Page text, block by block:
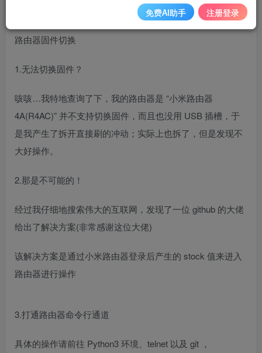
路由器固件切换
1.无法切换固件？
咳咳…我特地查询了下，我的路由器是 “小米路由器
4A(R4AC)” 并不支持切换固件，而且也没用 USB 插槽，于
是我产生了拆开直接刷的冲动；实际上也拆了，但是发现不
大好操作。
2.那是不可能的！
经过我仔细地搜索伟大的互联网，发现了一位 github 的大佬
给出了解决方案(非常感谢这位大佬)
该解决方案是通过小米路由器登录后产生的 stock 值来进入
路由器进行操作
3.打通路由器命令行通道
具体的操作请前往 Python3 环境、telnet 以及 git ，
免费AI助手 注册登录